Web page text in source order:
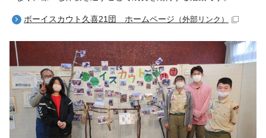
ボーイスカウト久喜21団 ホームページ （外部リンク）